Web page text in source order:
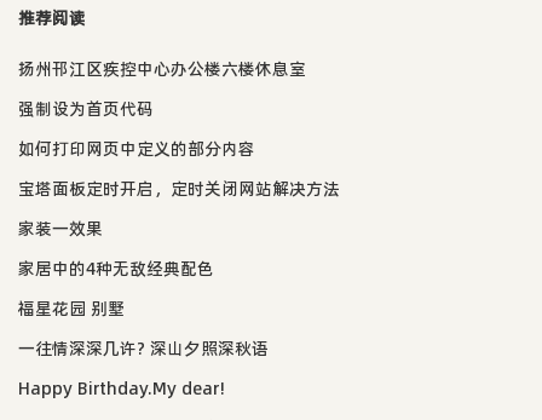
推荐阅读
扬州邗江区疾控中心办公楼六楼休息室
强制设为首页代码
如何打印网页中定义的部分内容
宝塔面板定时开启，定时关闭网站解决方法
家装一效果
家居中的4种无敌经典配色
福星花园 别墅
一往情深深几许? 深山夕照深秋语
Happy Birthday.My dear!